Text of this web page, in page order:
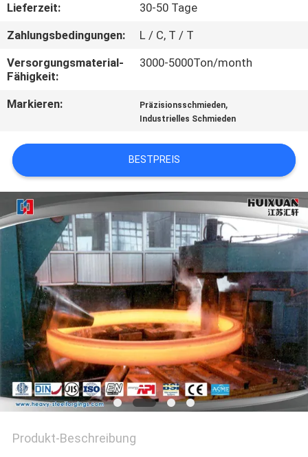
PRIVACY
POLICY
Lieferzeit:
30-50 Tage
Zahlungsbedingungen:
L / C, T / T
Versorgungsmaterial-
Fähigkeit:
3000-5000Ton/month
Markieren: Präzisionsschmieden,
Industrielles Schmieden
BESTPREIS
Produkt-Beschreibung